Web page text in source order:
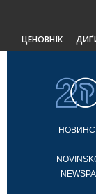
ЦЕНОВНЇК